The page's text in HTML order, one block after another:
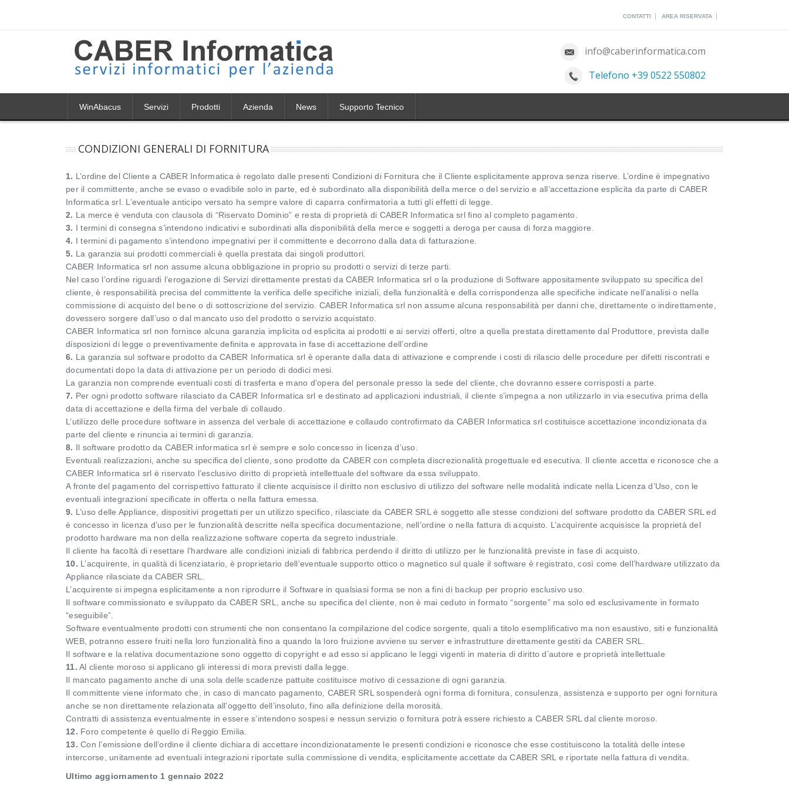
CONTATTI | AREA RISERVATA |
info@caberinformatica.com
Telefono +39 0522 550802
WinAbacus Servizi Prodotti Azienda News Supporto Tecnico
CONDIZIONI GENERALI DI FORNITURA
1. L’ordine del Cliente a CABER Informatica è regolato dalle presenti Condizioni di Fornitura che il Cliente esplicitamente approva senza riserve. L’ordine è impegnativo
per il committente, anche se evaso o evadibile solo in parte, ed è subordinato alla disponibilità della merce o del servizio e all’accettazione esplicita da parte di CABER
Informatica srl. L’eventuale anticipo versato ha sempre valore di caparra confirmatoria a tutti gli effetti di legge.
2. La merce è venduta con clausola di “Riservato Dominio” e resta di proprietà di CABER Informatica srl fino al completo pagamento.
3. I termini di consegna s’intendono indicativi e subordinati alla disponibilità della merce e soggetti a deroga per causa di forza maggiore.
4. I termini di pagamento s’intendono impegnativi per il committente e decorrono dalla data di fatturazione.
5. La garanzia sui prodotti commerciali è quella prestata dai singoli produttori.
CABER Informatica srl non assume alcuna obbligazione in proprio su prodotti o servizi di terze parti.
Nel caso l’ordine riguardi l’erogazione di Servizi direttamente prestati da CABER Informatica srl o la produzione di Software appositamente sviluppato su specifica del
cliente, è responsabilità precisa del committente la verifica delle specifiche iniziali, della funzionalità e della corrispondenza alle specifiche indicate nell’analisi o nella
commissione di acquisto del bene o di sottoscrizione del servizio. CABER Informatica srl non assume alcuna responsabilità per danni che, direttamente o indirettamente,
dovessero sorgere dall’uso o dal mancato uso del prodotto o servizio acquistato.
CABER Informatica srl non fornisce alcuna garanzia implicita od esplicita ai prodotti e ai servizi offerti, oltre a quella prestata direttamente dal Produttore, prevista dalle
disposizioni di legge o preventivamente definita e approvata in fase di accettazione dell’ordine
6. La garanzia sul software prodotto da CABER Informatica srl è operante dalla data di attivazione e comprende i costi di rilascio delle procedure per difetti riscontrati e
documentati dopo la data di attivazione per un periodo di dodici mesi.
La garanzia non comprende eventuali costi di trasferta e mano d’opera del personale presso la sede del cliente, che dovranno essere corrisposti a parte.
7. Per ogni prodotto software rilasciato da CABER Informatica srl e destinato ad applicazioni industriali, il cliente s’impegna a non utilizzarlo in via esecutiva prima della
data di accettazione e della firma del verbale di collaudo.
L’utilizzo delle procedure software in assenza del verbale di accettazione e collaudo controfirmato da CABER Informatica srl costituisce accettazione incondizionata da
parte del cliente e rinuncia ai termini di garanzia.
8. Il software prodotto da CABER informatica srl è sempre e solo concesso in licenza d’uso.
Eventuali realizzazioni, anche su specifica del cliente, sono prodotte da CABER con completa discrezionalità progettuale ed esecutiva. Il cliente accetta e riconosce che a
CABER Informatica srl è riservato l’esclusivo diritto di proprietà intellettuale del software da essa sviluppato.
A fronte del pagamento del corrispettivo fatturato il cliente acquisisce il diritto non esclusivo di utilizzo del software nelle modalità indicate nella Licenza d’Uso, con le
eventuali integrazioni specificate in offerta o nella fattura emessa.
9. L’uso delle Appliance, dispositivi progettati per un utilizzo specifico, rilasciate da CABER SRL è soggetto alle stesse condizioni del software prodotto da CABER SRL ed
è concesso in licenza d’uso per le funzionalità descritte nella specifica documentazione, nell’ordine o nella fattura di acquisto. L’acquirente acquisisce la proprietà del
prodotto hardware ma non della realizzazione software coperta da segreto industriale.
Il cliente ha facoltà di resettare l’hardware alle condizioni iniziali di fabbrica perdendo il diritto di utilizzo per le funzionalità previste in fase di acquisto.
10. L’acquirente, in qualità di licenziatario, è proprietario dell’eventuale supporto ottico o magnetico sul quale il software è registrato, così come dell’hardware utilizzato da
Appliance rilasciate da CABER SRL.
L’acquirente si impegna esplicitamente a non riprodurre il Software in qualsiasi forma se non a fini di backup per proprio esclusivo uso.
Il software commissionato e sviluppato da CABER SRL, anche su specifica del cliente, non è mai ceduto in formato “sorgente” ma solo ed esclusivamente in formato
“eseguibile”.
Software eventualmente prodotti con strumenti che non consentano la compilazione del codice sorgente, quali a titolo esemplificativo ma non esaustivo, siti e funzionalità
WEB, potranno essere fruiti nella loro funzionalità fino a quando la loro fruizione avviene su server e infrastrutture direttamente gestiti da CABER SRL.
Il software e la relativa documentazione sono oggetto di copyright e ad esso si applicano le leggi vigenti in materia di diritto d’autore e proprietà intellettuale
11. Al cliente moroso si applicano gli interessi di mora previsti dalla legge.
Il mancato pagamento anche di una sola delle scadenze pattuite costituisce motivo di cessazione di ogni garanzia.
Il committente viene informato che, in caso di mancato pagamento, CABER SRL sospenderà ogni forma di fornitura, consulenza, assistenza e supporto per ogni fornitura
anche se non direttamente relazionata all’oggetto dell’insoluto, fino alla definizione della morosità.
Contratti di assistenza eventualmente in essere s’intendono sospesi e nessun servizio o fornitura potrà essere richiesto a CABER SRL dal cliente moroso.
12. Foro competente è quello di Reggio Emilia.
13. Con l’emissione dell’ordine il cliente dichiara di accettare incondizionatamente le presenti condizioni e riconosce che esse costituiscono la totalità delle intese
intercorse, unitamente ad eventuali integrazioni riportate sulla commissione di vendita, esplicitamente accettate da CABER SRL e riportate nella fattura di vendita.
Ultimo aggiornamento 1 gennaio 2022